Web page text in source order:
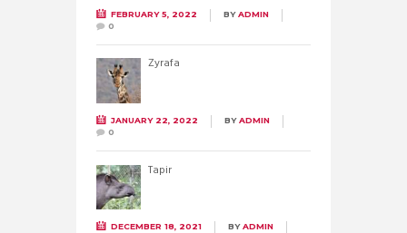
FEBRUARY 5, 2022 BYADMIN
0
Żyrafa
JANUARY 22, 2022 BYADMIN
0
Tapir
DECEMBER 18, 2021 BYADMIN